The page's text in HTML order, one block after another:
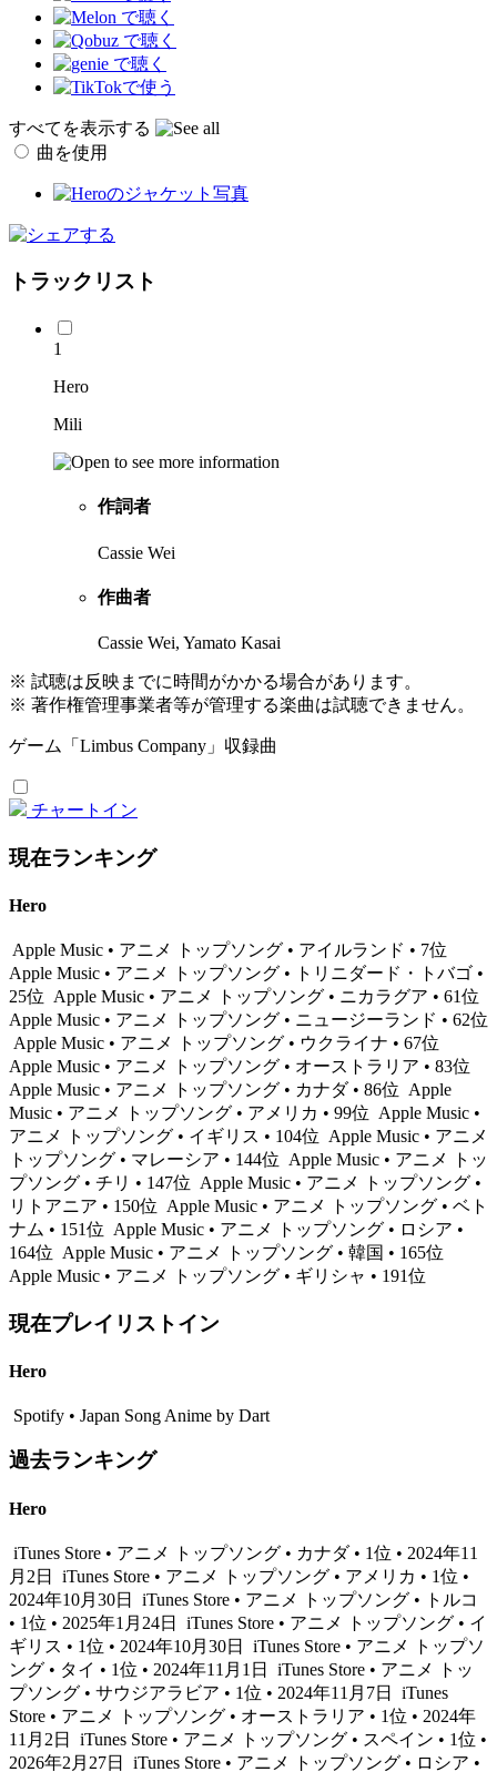
すべてを表示する
曲を使用
トラックリスト
1
Hero
Mili
作詞者
Cassie Wei
作曲者
Cassie Wei, Yamato Kasai
※ 試聴は反映までに時間がかかる場合があります。
※ 著作権管理事業者等が管理する楽曲は試聴できません。
ゲーム「Limbus Company」収録曲
チャートイン
現在ランキング
Hero
Apple Music • アニメ トップソング • アイルランド • 7位
Apple Music • アニメ トップソング • トリニダード・トバゴ •
25位 Apple Music • アニメ トップソング • ニカラグア • 61位
Apple Music • アニメ トップソング • ニュージーランド • 62位
Apple Music • アニメ トップソング • ウクライナ • 67位
Apple Music • アニメ トップソング • オーストラリア • 83位
Apple Music • アニメ トップソング • カナダ • 86位 Apple
Music • アニメ トップソング • アメリカ • 99位 Apple Music •
アニメ トップソング • イギリス • 104位 Apple Music • アニメ
トップソング • マレーシア • 144位 Apple Music • アニメ トッ
プソング • チリ • 147位 Apple Music • アニメ トップソング •
リトアニア • 150位 Apple Music • アニメ トップソング • ベト
ナム • 151位 Apple Music • アニメ トップソング • ロシア •
164位 Apple Music • アニメ トップソング • 韓国 • 165位
Apple Music • アニメ トップソング • ギリシャ • 191位
現在プレイリストイン
Hero
Spotify • Japan Song Anime by Dart
過去ランキング
Hero
iTunes Store • アニメ トップソング • カナダ • 1位 • 2024年11
月2日
iTunes Store • アニメ トップソング • アメリカ • 1位 •
2024年10月30日
iTunes Store • アニメ トップソング • トルコ
• 1位 • 2025年1月24日
iTunes Store • アニメ トップソング • イ
ギリス • 1位 • 2024年10月30日
iTunes Store • アニメ トップソ
ング • タイ • 1位 • 2024年11月1日
iTunes Store • アニメ トッ
プソング • サウジアラビア • 1位 • 2024年11月7日
iTunes
Store • アニメ トップソング • オーストラリア • 1位 • 2024年
11月2日
iTunes Store • アニメ トップソング • スペイン • 1位 •
2026年2月27日
iTunes Store • アニメ トップソング • ロシア •